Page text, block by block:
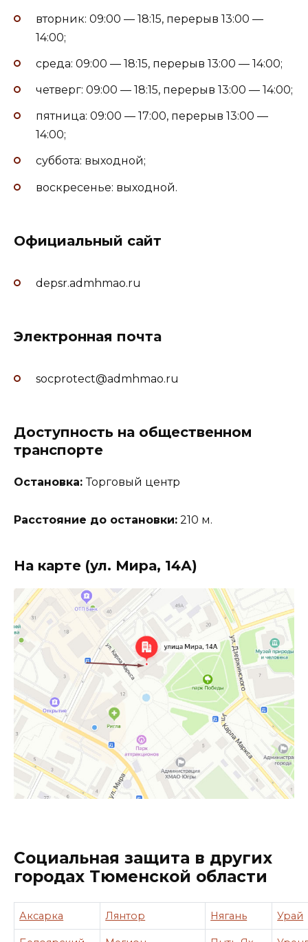
вторник: 09:00 — 18:15, перерыв 13:00 —
14:00;
среда: 09:00 — 18:15, перерыв 13:00 — 14:00;
четверг: 09:00 — 18:15, перерыв 13:00 — 14:00;
пятница: 09:00 — 17:00, перерыв 13:00 —
14:00;
суббота: выходной;
воскресенье: выходной.
Официальный сайт
depsr.admhmao.ru
Электронная почта
socprotect@admhmao.ru
Доступность на общественном
транспорте
Остановка:Торговый центр
Расстояние до остановки: 210 м.
На карте (ул. Мира, 14А)
Социальная защита в других
городах Тюменской области
Аксарка Лянтор Нягань Урай